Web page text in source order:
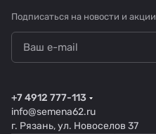
Подписаться на новости и акции
+7 4912 777-113
info@semena62.ru
г. Рязань, ул. Новоселов 37